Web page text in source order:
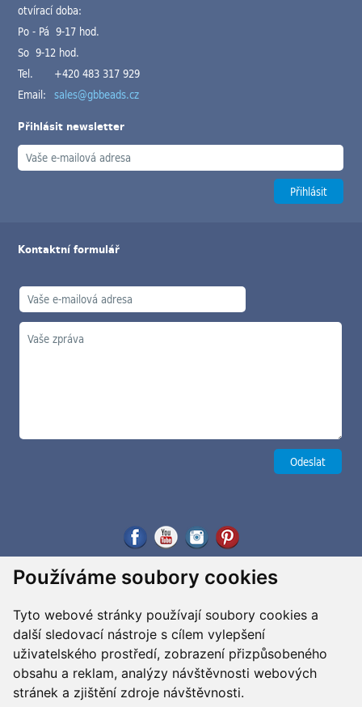
Používáme soubory cookies
Tyto webové stránky používají soubory cookies a
další sledovací nástroje s cílem vylepšení
uživatelského prostředí, zobrazení přizpůsobeného
obsahu a reklam, analýzy návštěvnosti webových
stránek a zjištění zdroje návštěvnosti.
otvírací doba:
Po - Pá 9-17 hod.
So 9-12 hod.
Tel.
+420 483 317 929
Email: sales@gbbeads.cz
Přihlásit newsletter
Kontaktní formulář